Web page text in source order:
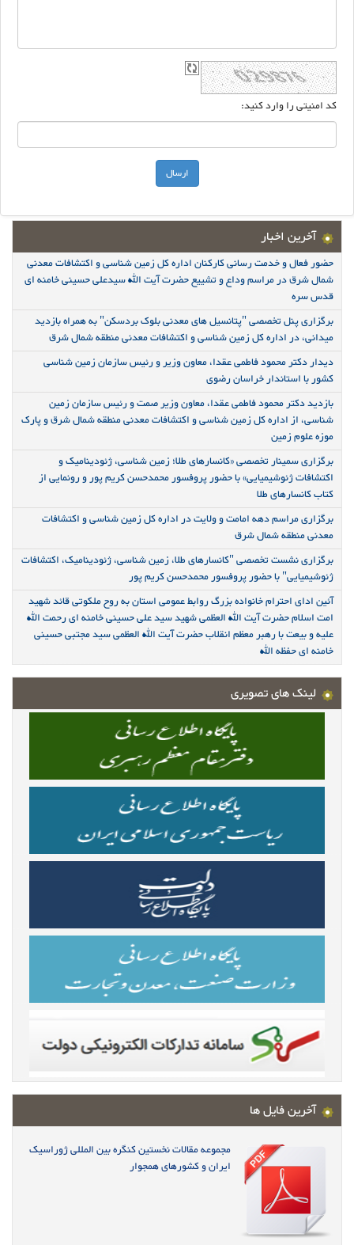
کد امنیتی را وارد کنید:
آخرین اخبار
حضور فعال و خدمت رسانی کارکنان اداره کل زمین شناسی و اکتشافات معدنی
شمال شرق در مراسم وداع و تشییع حضرت آیت الله سیدعلی حسینی خامنه ای
قدس سره
برگزاری پنل تخصصی "پتانسیل های معدنی بلوک بردسکن" به همراه بازدید
میدانی، در اداره کل زمین شناسی و اکتشافات معدنی منطقه شمال شرق
دیدار دکتر محمود فاطمی عقدا، معاون وزیر و رئیس سازمان زمین شناسی
کشور با استاندار خراسان رضوی
بازدید دکتر محمود فاطمی عقدا، معاون وزیر صمت و رئیس سازمان زمین
شناسی، از اداره کل زمین شناسی و اکتشافات معدنی منطقه شمال شرق و پارک
موزه علوم زمین
برگزاری سمینار تخصصی «کانسارهای طلا؛ زمین شناسی، ژئودینامیک و
اکتشافات ژئوشیمیایی» با حضور پروفسور محمدحسن کریم پور و رونمایی از
کتاب کانسارهای طلا
برگزاری مراسم دهه امامت و ولایت در اداره کل زمین شناسی و اکتشافات
معدنی منطقه شمال شرق
برگزاری نشست تخصصی "کانسارهای طلا، زمین شناسی، ژئودینامیک، اکتشافات
ژئوشیمیایی" با حضور پروفسور محمدحسن کریم پور
آئین ادای احترام خانواده بزرگ روابط عمومی استان به روح ملکوتی قائد شهید
امت اسلام حضرت آیت الله العظمی شهید سید علی حسینی خامنه ای رحمت الله
علیه و بیعت با رهبر معظم انقلاب حضرت آیت الله العظمی سید مجتبی حسینی
خامنه ای حفظه الله
لینک های تصویری
آخرین فایل ها
مجموعه مقالات نخستین کنگره بین المللی ژوراسیک
ایران و کشورهای همجوار